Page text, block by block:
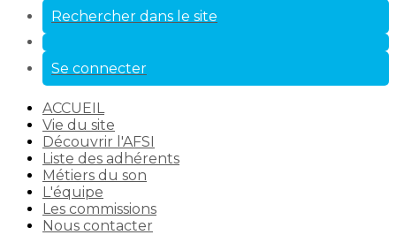
Rechercher dans le site
Se connecter
ACCUEIL
Vie du site
Découvrir l'AFSI
Liste des adhérents
Métiers du son
L'équipe
Les commissions
Nous contacter